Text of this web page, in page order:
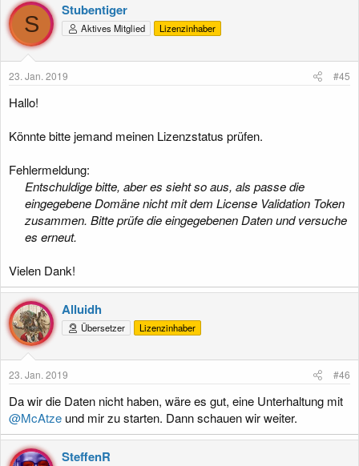
S
Stubentiger
Aktives Mitglied Lizenzinhaber
23. Jan. 2019 #45
Hallo!
Könnte bitte jemand meinen Lizenzstatus prüfen.
Fehlermeldung:
Entschuldige bitte, aber es sieht so aus, als passe die
eingegebene Domäne nicht mit dem License Validation Token
zusammen. Bitte prüfe die eingegebenen Daten und versuche
es erneut.
Vielen Dank!
Alluidh
Übersetzer Lizenzinhaber
23. Jan. 2019 #46
Da wir die Daten nicht haben, wäre es gut, eine Unterhaltung mit
@McAtze und mir zu starten. Dann schauen wir weiter.
SteffenR